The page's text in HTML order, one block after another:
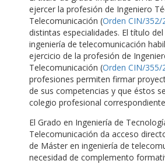
ejercer la profesión de Ingeniero
Telecomunicación (Orden CIN/352/
distintas especialidades. El título
ingeniería de telecomunicación
ejercicio de la profesión de
Telecomunicación (Orden CIN/355/
profesiones permiten firmar
de sus competencias y que éstos
colegio profesional
El Grado en Ingeniería de
Telecomunicación da acceso
de Máster en ingeniería de
necesidad de complemento